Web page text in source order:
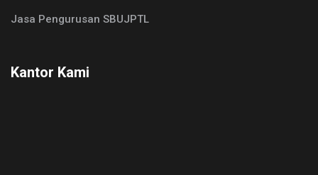
Jasa Pengurusan SBUJPTL
Kantor Kami